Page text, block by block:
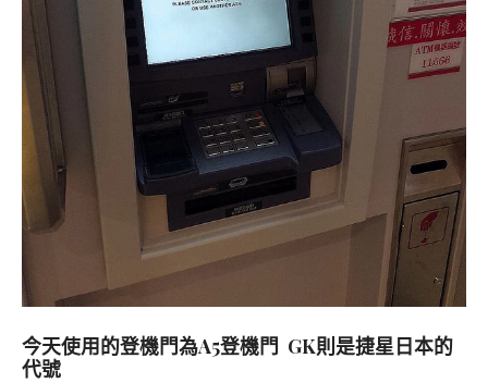
今天使用的登機門為A5登機門 GK則是捷星日本的
代號